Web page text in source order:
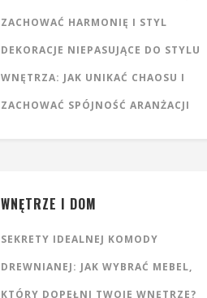
ZACHOWAĆ HARMONIĘ I STYL
DEKORACJE NIEPASUJĄCE DO STYLU
WNĘTRZA: JAK UNIKAĆ CHAOSU I
ZACHOWAĆ SPÓJNOŚĆ ARANŻACJI
WNĘTRZE I DOM
SEKRETY IDEALNEJ KOMODY
DREWNIANEJ: JAK WYBRAĆ MEBEL,
KTÓRY DOPEŁNI TWOJE WNĘTRZE?